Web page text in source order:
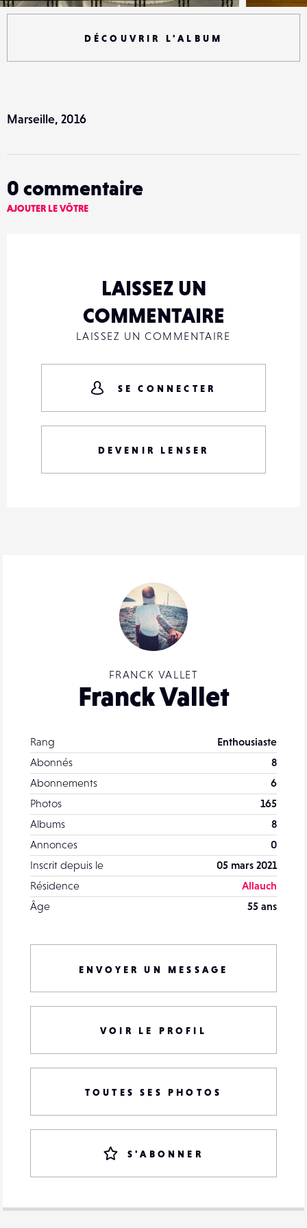
DÉCOUVRIR L'ALBUM
FRANCK VALLET
Franck Vallet
Rang
Enthousiaste
Abonnés
8
Abonnements
6
Photos
165
Albums
8
Annonces
0
Inscrit depuis le
05 mars 2021
Résidence
Allauch
Âge
55 ans
ENVOYER UN MESSAGE
VOIR LE PROFIL
TOUTES SES PHOTOS
S'ABONNER
Marseille, 2016
0 commentaire
AJOUTER LE VÔTRE
LAISSEZ UN
COMMENTAIRE
LAISSEZ UN COMMENTAIRE
SE CONNECTER
DEVENIR LENSER